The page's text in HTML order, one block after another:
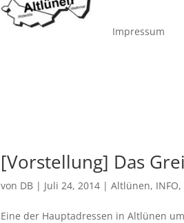
Impressum
[Vorstellung] Das
von DB | Juli 24, 2014 |Altlünen, INFO,
Eine der Hauptadressen in Altlünen